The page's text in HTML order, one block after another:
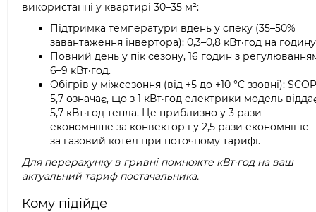
використанні у квартирі 30–35 м²:
Підтримка температури вдень у спеку (35–50%
завантаження інвертора): 0,3–0,8 кВт·год на
Повний день у пік сезону, 16 годин з
6–9 кВт·год.
Обігрів у міжсезоння (від +5 до +10 °C ззовні): SCOP
5,7 означає, що з 1 кВт·год електрики модель
5,7 кВт·год тепла. Це приблизно у 3 рази
економніше за конвектор і у 2,5 рази економніше
за газовий котел при поточному тарифі.
Для перерахунку в гривні помножте кВт·год на ваш
актуальний тариф постачальника.
Кому підійде